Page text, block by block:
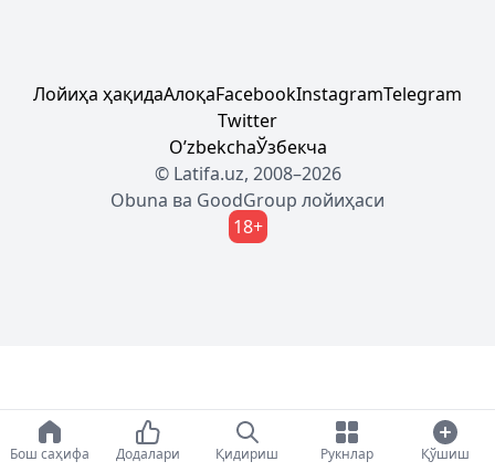
Лойиҳа ҳақидаАлоқаFacebookInstagramTelegram
Twitter
OʼzbekchaЎзбекча
© Latifa.uz, 2008–2026
Obuna ва GoodGroup лойиҳаси
18+
Бош саҳифа Додалари Қидириш Рукнлар Қўшиш